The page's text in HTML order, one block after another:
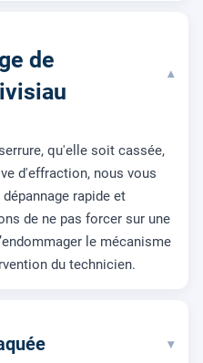
de
▾
qu'elle soit cassée,
d'effraction, nous vous
rapide et
de ne pas forcer sur une
le mécanisme
du technicien.
▾